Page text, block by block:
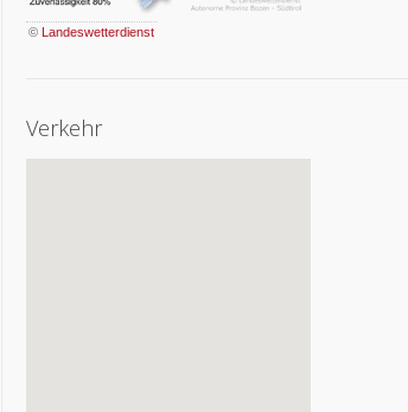
© Landeswetterdienst
Verkehr